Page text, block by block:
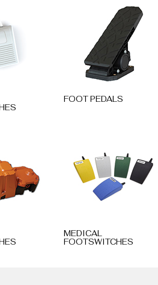
FOOT PEDALS
MEDICAL
FOOTSWITCHES